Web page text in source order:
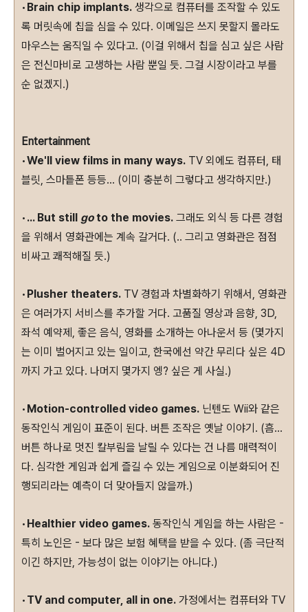
• Brain chip implants. 생각으로 컴퓨터를 조작할 수 있도
록 머릿속에 칩을 심을 수 있다. 이메일은 쓰지 못할지 몰라도
마우스는 움직일 수 있다고. (이걸 위해서 칩을 심고 싶은 사람
은 전신마비로 고생하는 사람 뿐일 듯. 그걸 시장이라고 부를
순 없겠지.)
Entertainment
•We'll view films in many ways. TV 외에도 컴퓨터, 태
블릿, 스마틑폰 등등... (이미 충분히 그렇다고 생각하지만.)
• ... But still goto the movies. 그래도 외식 등 다른 경험
을 위해서 영화관에는 계속 갈거다. (.. 그리고 영화관은 점점
비싸고 쾌적해질 듯.)
• Plusher theaters. TV 경험과 차별화하기 위해서, 영화관
은 여러가지 서비스를 추가할 거다. 고품질 영상과 음향, 3D,
좌석 예약제, 좋은 음식, 영화를 소개하는 아나운서 등 (몇가지
는 이미 벌어지고 있는 일이고, 한국에선 약간 무리다 싶은 4D
까지 가고 있다. 나머지 몇가지 엥? 싶은 게 사실.)
• Motion-controlled video games. 닌텐도 Wii와 같은
동작인식 게임이 표준이 된다. 버튼 조작은 옛날 이야기. (흠...
버튼 하나로 멋진 칼부림을 날릴 수 있다는 건 나름 매력적이
다. 심각한 게임과 쉽게 즐길 수 있는 게임으로 이분화되어 진
행되리라는 예측이 더 맞아들지 않을까.)
• Healthier video games. 동작인식 게임을 하는 사람은 -
특히 노인은 - 보다 많은 보험 혜택을 받을 수 있다. (좀 극단적
이긴 하지만, 가능성이 없는 이야기는 아니다.)
• TV and computer, all in one. 가정에서는 컴퓨터와 TV